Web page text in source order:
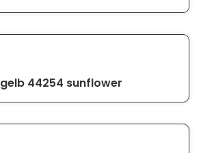
gelb 44254 sunflower